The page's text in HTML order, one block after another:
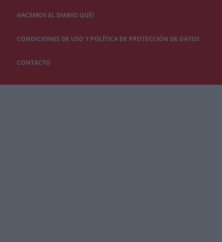
HACEMOS EL DIARIO QUÉ!
CONDICIONES DE USO Y POLÍTICA DE PROTECCIÓN DE DATOS
CONTACTO